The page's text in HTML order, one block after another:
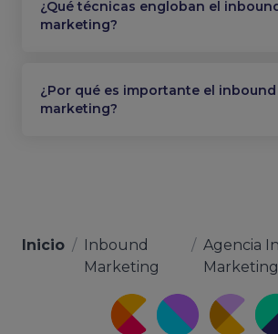
¿Qué técnicas engloban el
marketing?
¿Por qué es importante el inbound
marketing?
Inicio / Inbound
Marketing
/ Agencia
Marketing